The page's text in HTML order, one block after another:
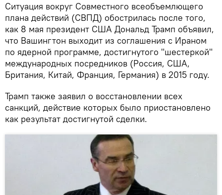
Ситуация вокруг Совместного всеобъемлющего
плана действий (СВПД) обострилась после того,
как 8 мая президент США Дональд Трамп объявил,
что Вашингтон выходит из соглашения с Ираном
по ядерной программе, достигнутого "шестеркой"
международных посредников (Россия, США,
Британия, Китай, Франция, Германия) в 2015 году.
Трамп также заявил о восстановлении всех
санкций, действие которых было приостановлено
как результат достигнутой сделки.